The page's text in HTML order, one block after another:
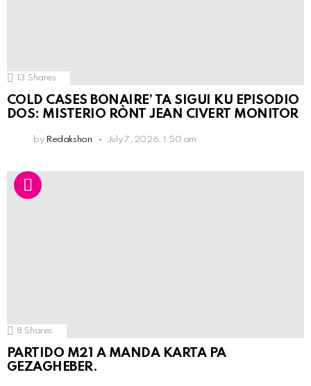
13 Shares
COLD CASES BONAIRE’ TA SIGUI KU EPISODIO
DOS: MISTERIO RÒNT JEAN CIVERT MONITOR
by Redakshon July 7, 2026, 1:50 am
8 Shares
PARTIDO M21 A MANDA KARTA PA
GEZAGHEBER.